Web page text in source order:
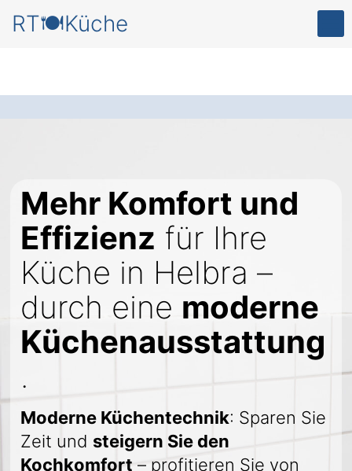
RT🍽️Küche
Mehr Komfort und
Effizienz für Ihre
Küche in Helbra –
durch eine moderne
Küchenausstattung
.
Moderne Küchentechnik: Sparen Sie
Zeit und steigern Sie den
Kochkomfort – profitieren Sie von